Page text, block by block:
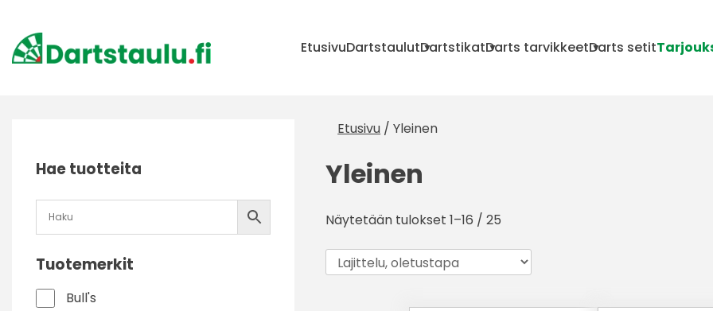
content
EtusivuDartstaulutDartstikatDarts tarvikkeetDarts setit
Hae tuotteita
Tuotemerkit
Bull's
Etusivu / Yleinen
Yleinen
Näytetään tulokset 1–16 / 25